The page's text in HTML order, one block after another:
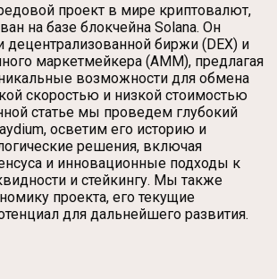
проект в мире криптовалют,
на базе блокчейна Solana. Он
децентрализованной биржи (DEX) и
маркетмейкера (AMM), предлагая
возможности для обмена
скоростью и низкой стоимостью
статье мы проведем глубокий
осветим его историю и
решения, включая
и инновационные подходы к
и стейкингу. Мы также
проекта, его текущие
для дальнейшего развития.